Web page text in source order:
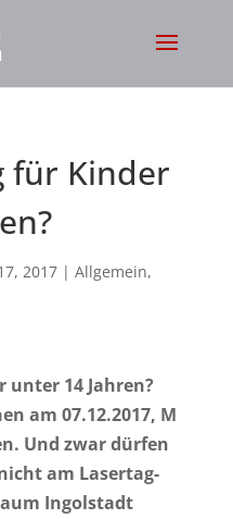
für Kinder
2017| Allgemein,
unter 14 Jahren?
am 07.12.2017, M
Und zwar dürfen
am Lasertag-
Ingolstadt